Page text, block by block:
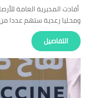
أفادت المديرية العامة
ومحليا رعدية ستهم عددا من
‏التفاصيل